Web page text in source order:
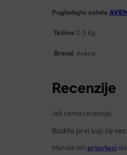
Pogledajte ostale
Težina 0.5 kg
Brend Avène
Recenzije
Još nema recenzija.
Budite prvi koji će
Morate biti prijavljeni